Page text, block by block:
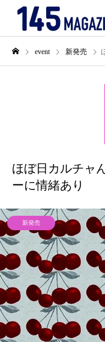
event 新発売
ほぼ日カルチャ
ーに情緒あり
新発売